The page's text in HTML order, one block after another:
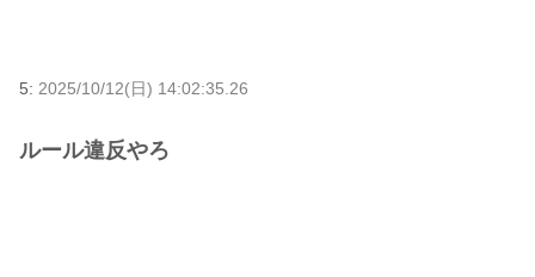
5: 2025/10/12(日) 14:02:35.26
ルール違反やろ